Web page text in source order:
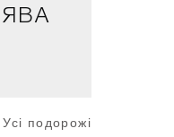
Усі подорожі